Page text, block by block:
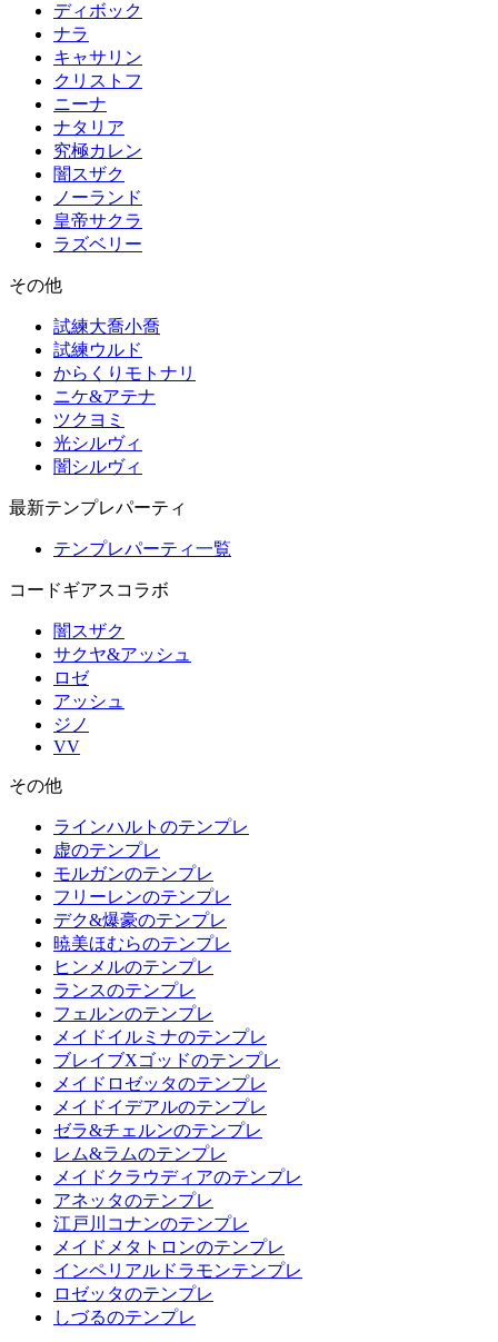
ディボック
ナラ
キャサリン
クリストフ
ニーナ
ナタリア
究極カレン
闇スザク
ノーランド
皇帝サクラ
ラズベリー
その他
試練大喬小喬
試練ウルド
からくりモトナリ
ニケ&アテナ
ツクヨミ
光シルヴィ
闇シルヴィ
最新テンプレパーティ
テンプレパーティ一覧
コードギアスコラボ
闇スザク
サクヤ&アッシュ
ロゼ
アッシュ
ジノ
VV
その他
ラインハルトのテンプレ
虚のテンプレ
モルガンのテンプレ
フリーレンのテンプレ
デク&爆豪のテンプレ
暁美ほむらのテンプレ
ヒンメルのテンプレ
ランスのテンプレ
フェルンのテンプレ
メイドイルミナのテンプレ
ブレイブXゴッドのテンプレ
メイドロゼッタのテンプレ
メイドイデアルのテンプレ
ゼラ&チェルンのテンプレ
レム&ラムのテンプレ
メイドクラウディアのテンプレ
アネッタのテンプレ
江戸川コナンのテンプレ
メイドメタトロンのテンプレ
インペリアルドラモンテンプレ
ロゼッタのテンプレ
しづるのテンプレ